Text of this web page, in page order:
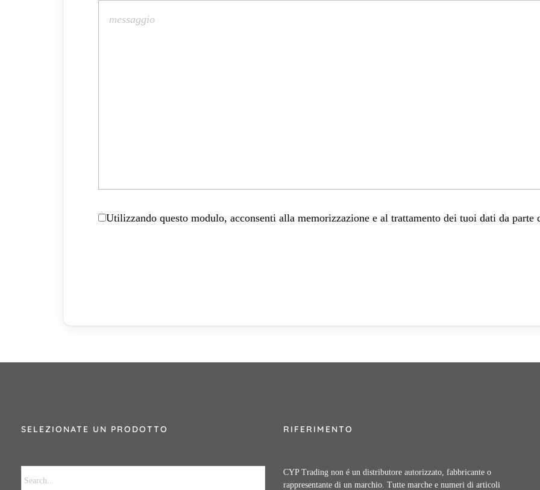
Utilizzando questo modulo, acconsenti alla memorizzazione e al trattamento dei tuoi dati da parte
SELEZIONATE UN PRODOTTO RIFERIMENTO
CYP Trading non é un distributore autorizzato, fabbricante o
rappresentante di un marchio. Tutte marche e numeri di articoli